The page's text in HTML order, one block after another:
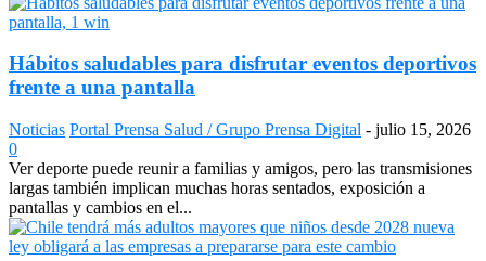
Hábitos saludables para disfrutar eventos deportivos
frente a una pantalla
Noticias Portal Prensa Salud / Grupo Prensa Digital - julio 15, 2026
0
Ver deporte puede reunir a familias y amigos, pero las transmisiones
largas también implican muchas horas sentados, exposición a
pantallas y cambios en el...